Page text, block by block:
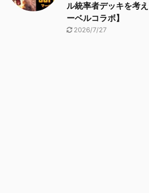
ル統率者デッキを考
ーベルコラボ】
2026/7/27